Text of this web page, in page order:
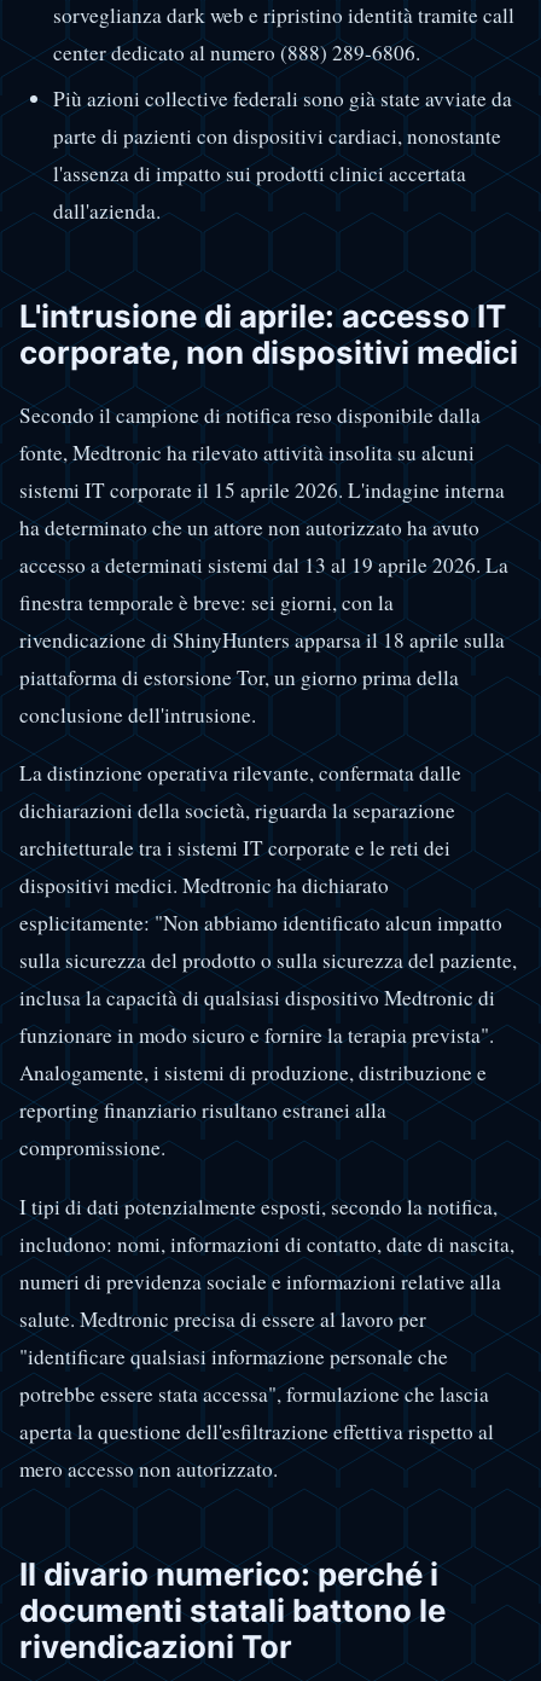
sorveglianza dark web e ripristino identità tramite call
center dedicato al numero (888) 289-6806.
Più azioni collective federali sono già state avviate da
parte di pazienti con dispositivi cardiaci, nonostante
l'assenza di impatto sui prodotti clinici accertata
dall'azienda.
L'intrusione di aprile: accesso IT
corporate, non dispositivi medici
Secondo il campione di notifica reso disponibile dalla
fonte, Medtronic ha rilevato attività insolita su alcuni
sistemi IT corporate il 15 aprile 2026. L'indagine interna
ha determinato che un attore non autorizzato ha avuto
accesso a determinati sistemi dal 13 al 19 aprile 2026. La
finestra temporale è breve: sei giorni, con la
rivendicazione di ShinyHunters apparsa il 18 aprile sulla
piattaforma di estorsione Tor, un giorno prima della
conclusione dell'intrusione.
La distinzione operativa rilevante, confermata dalle
dichiarazioni della società, riguarda la separazione
architetturale tra i sistemi IT corporate e le reti dei
dispositivi medici. Medtronic ha dichiarato
esplicitamente: "Non abbiamo identificato alcun impatto
sulla sicurezza del prodotto o sulla sicurezza del paziente,
inclusa la capacità di qualsiasi dispositivo Medtronic di
funzionare in modo sicuro e fornire la terapia prevista".
Analogamente, i sistemi di produzione, distribuzione e
reporting finanziario risultano estranei alla
compromissione.
I tipi di dati potenzialmente esposti, secondo la notifica,
includono: nomi, informazioni di contatto, date di nascita,
numeri di previdenza sociale e informazioni relative alla
salute. Medtronic precisa di essere al lavoro per
"identificare qualsiasi informazione personale che
potrebbe essere stata accessa", formulazione che lascia
aperta la questione dell'esfiltrazione effettiva rispetto al
mero accesso non autorizzato.
Il divario numerico: perché i
documenti statali battono le
rivendicazioni Tor